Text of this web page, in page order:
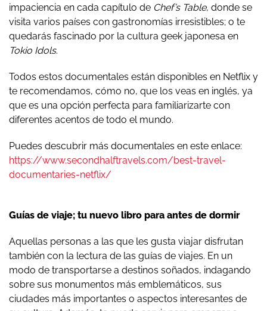
impaciencia en cada capítulo de Chef’s Table, donde se
visita varios países con gastronomías irresistibles; o te
quedarás fascinado por la cultura geek japonesa en
Tokio Idols.
Todos estos documentales están disponibles en Netflix y
te recomendamos, cómo no, que los veas en inglés, ya
que es una opción perfecta para familiarizarte con
diferentes acentos de todo el mundo.
Puedes descubrir más documentales en este enlace:
https://www.secondhalftravels.com/best-travel-
documentaries-netflix/
Guías de viaje; tu nuevo libro para antes de dormir
Aquellas personas a las que les gusta viajar disfrutan
también con la lectura de las guías de viajes. En un
modo de transportarse a destinos soñados, indagando
sobre sus monumentos más emblemáticos, sus
ciudades más importantes o aspectos interesantes de